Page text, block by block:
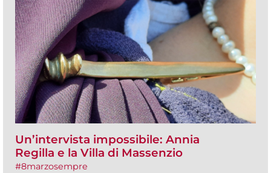
Un’intervista impossibile: Annia
Regilla e la Villa di Massenzio
#8marzosempre